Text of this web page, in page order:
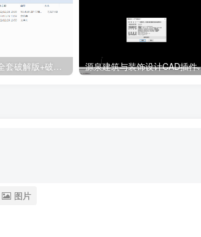
天正T20 V9.0全套破解版+破解补丁+安装教程 源泉建筑与
图片